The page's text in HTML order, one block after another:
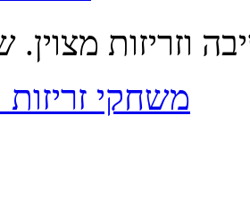
משחקי זריזות